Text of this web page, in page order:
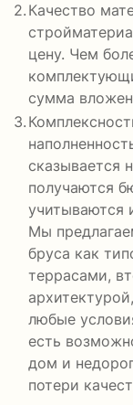
Качество
цену. Чем
сумма
сказывается
получаются
учитываются
Мы
бруса как
террасами,
любые
есть
дом и
потери